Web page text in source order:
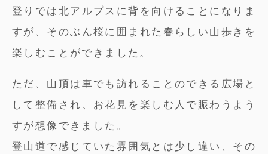
登りでは北アルプスに背を向けることになりま
すが、そのぶん桜に囲まれた春らしい山歩きを
楽しむことができました。
ただ、山頂は車でも訪れることのできる広場と
して整備され、お花見を楽しむ人で賑わうよう
すが想像できました。
登山道で感じていた雰囲気とは少し違い、その